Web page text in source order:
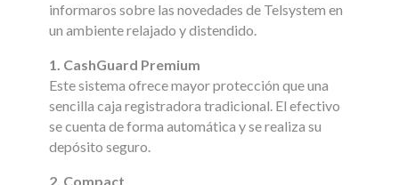
informaros sobre las novedades de Telsystem en
un ambiente relajado y distendido.
1. CashGuard Premium
Este sistema ofrece mayor protección que una
sencilla caja registradora tradicional. El efectivo
se cuenta de forma automática y se realiza su
depósito seguro.
2. Compact